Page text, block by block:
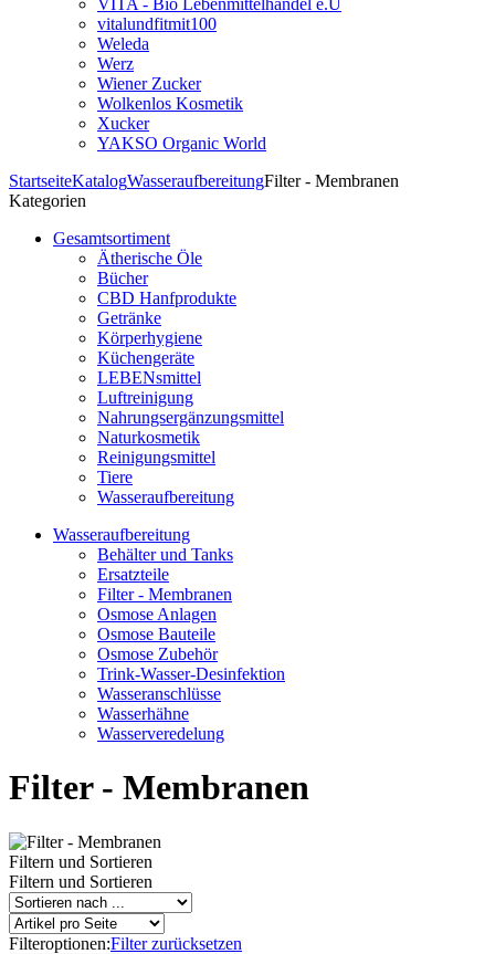
VITA - Bio Lebenmittelhandel e.U
vitalundfitmit100
Weleda
Werz
Wiener Zucker
Wolkenlos Kosmetik
Xucker
YAKSO Organic World
StartseiteKatalogWasseraufbereitungFilter - Membranen
Kategorien
Gesamtsortiment
Ätherische Öle
Bücher
CBD Hanfprodukte
Getränke
Körperhygiene
Küchengeräte
LEBENsmittel
Luftreinigung
Nahrungsergänzungsmittel
Naturkosmetik
Reinigungsmittel
Tiere
Wasseraufbereitung
Wasseraufbereitung
Behälter und Tanks
Ersatzteile
Filter - Membranen
Osmose Anlagen
Osmose Bauteile
Osmose Zubehör
Trink-Wasser-Desinfektion
Wasseranschlüsse
Wasserhähne
Wasserveredelung
Filter - Membranen
Filtern und Sortieren
Filtern und Sortieren
Filteroptionen:Filter zurücksetzen